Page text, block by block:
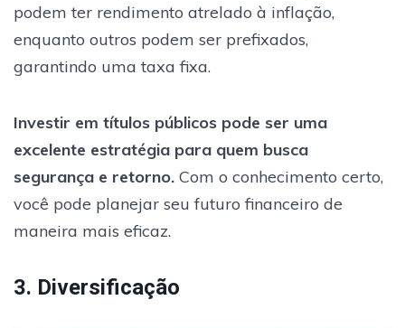
podem ter rendimento atrelado à inflação,
enquanto outros podem ser prefixados,
garantindo uma taxa fixa.
Investir em títulos públicos pode ser uma
excelente estratégia para quem busca
segurança e retorno. Com o conhecimento certo,
você pode planejar seu futuro financeiro de
maneira mais eficaz.
3. Diversificação